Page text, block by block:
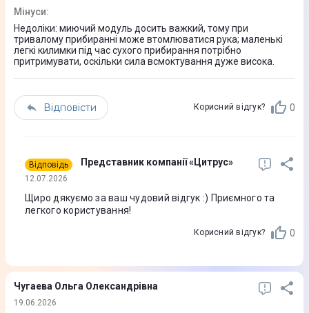
Час роботи від акумулятора
До 60 хв
4,5 год
Ємність аккумулятора
Конструкція та комплектація
Стан
Без пошкоджень
Додаткова інформація
Мінуси:
Недоліки: миючий модуль досить важкий, тому при
тривалому прибиранні може втомлюватися рука; маленькі
легкі килимки під час сухого прибирання потрібно
притримувати, оскільки сила всмоктування дуже висока.
Відповісти Корисний відгук? 0
Відповідь Представник компанії «Цитрус»
12.07.2026
Щиро дякуємо за ваш чудовий відгук :) Приємного та
легкого користування!
Корисний відгук? 0
Чугаева Ольга Олександрівна
19.06.2026